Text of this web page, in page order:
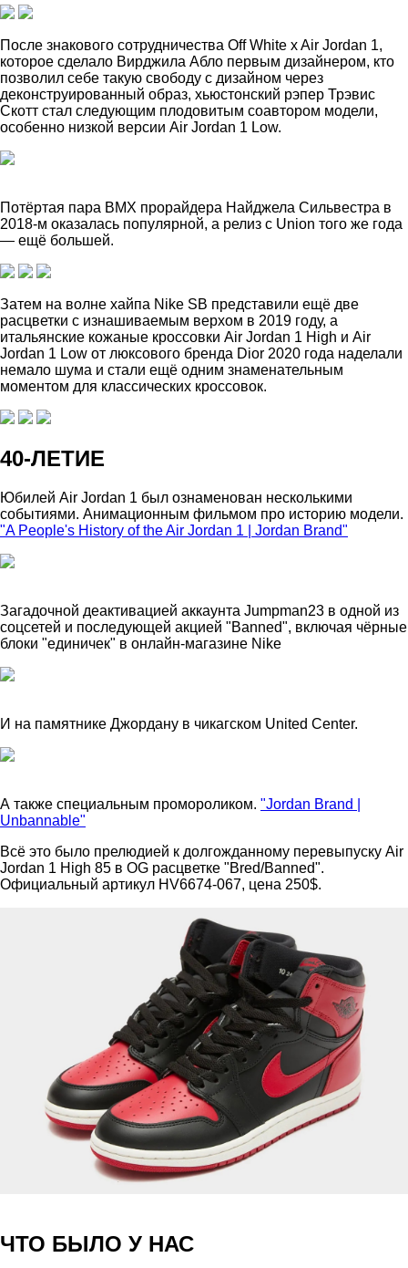
После знакового сотрудничества Off White x Air Jordan 1,
которое сделало Вирджила Абло первым дизайнером, кто
позволил себе такую свободу с дизайном через
деконструированный образ, хьюстонский рэпер Трэвис
Скотт стал следующим плодовитым соавтором модели,
особенно низкой версии Air Jordan 1 Low.
Потёртая пара BMX прорайдера Найджела Сильвестра в
2018-м оказалась популярной, а релиз с Union того же года
— ещё большей.
Затем на волне хайпа Nike SB представили ещё две
расцветки с изнашиваемым верхом в 2019 году, а
итальянские кожаные кроссовки Air Jordan 1 High и Air
Jordan 1 Low от люксового бренда Dior 2020 года наделали
немало шума и стали ещё одним знаменательным
моментом для классических кроссовок.
40-ЛЕТИЕ
Юбилей Air Jordan 1 был ознаменован несколькими
событиями. Анимационным фильмом про историю модели.
"A People's History of the Air Jordan 1 | Jordan Brand"
Загадочной деактивацией аккаунта Jumpman23 в одной из
соцсетей и последующей акцией "Banned", включая чёрные
блоки "единичек" в онлайн-магазине Nike
И на памятнике Джордану в чикагском United Center.
А также специальным промороликом. "Jordan Brand |
Unbannable"
Всё это было прелюдией к долгожданному перевыпуску Air
Jordan 1 High 85 в OG расцветке "Bred/Banned".
Официальный артикул HV6674-067, цена 250$.
ЧТО БЫЛО У НАС